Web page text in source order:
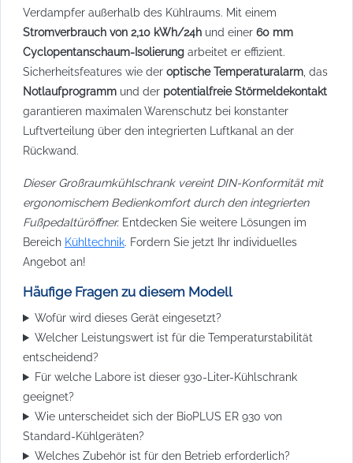
Verdampfer außerhalb des Kühlraums. Mit einem
Stromverbrauch von 2,10 kWh/24h und einer 60 mm
Cyclopentanschaum-Isolierung arbeitet er effizient.
Sicherheitsfeatures wie der optische Temperaturalarm , das
Notlaufprogramm und der potentialfreie Störmeldekontakt
garantieren maximalen Warenschutz bei konstanter
Luftverteilung über den integrierten Luftkanal an der
Rückwand.
Dieser Großraumkühlschrank vereint DIN-Konformität mit
ergonomischem Bedienkomfort durch den integrierten
Fußpedaltüröffner. Entdecken Sie weitere Lösungen im
Bereich Kühltechnik. Fordern Sie jetzt Ihr individuelles
Angebot an!
Häufige Fragen zu diesem Modell
Wofür wird dieses Gerät eingesetzt?
Welcher Leistungswert ist für die Temperaturstabilität
entscheidend?
Für welche Labore ist dieser 930-Liter-Kühlschrank
geeignet?
Wie unterscheidet sich der BioPLUS ER 930 von
Standard-Kühlgeräten?
Welches Zubehör ist für den Betrieb erforderlich?